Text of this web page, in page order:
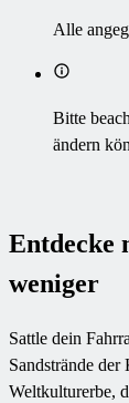
Alle
Bitte
ändern
Entdecke
weniger
Sattle dein
Sandstrände
Weltkulturerbe,